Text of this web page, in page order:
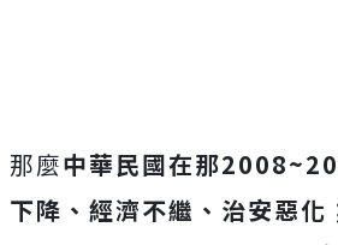
那麼中華民國在那
下降、經濟不繼、治安惡化